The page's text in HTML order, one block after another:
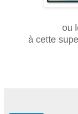
ou
à cette